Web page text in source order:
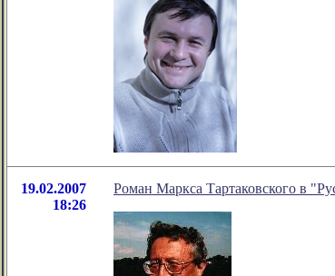
19.02.2007
18:26
Роман Маркса Тартаковского в